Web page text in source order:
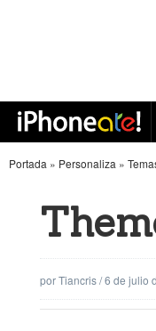
Portada » Personaliza »
porTiancris/6 de julio